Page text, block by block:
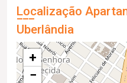
Localização
Uberlândia
+
−